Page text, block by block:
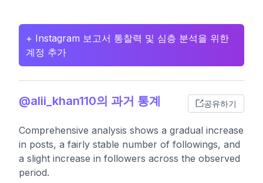
+ Instagram 보고서 통찰력 및 심층 분석을 위한
계정 추가
@alii_khan110의 과거 통계 공유하기
Comprehensive analysis shows a gradual increase
in posts, a fairly stable number of followings, and
a slight increase in followers across the observed
period.